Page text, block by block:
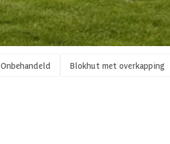
Onbehandeld Blokhut met overkapping